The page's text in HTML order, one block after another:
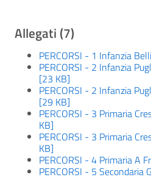
Allegati (7)
PERCORSI - 1 Infanzia
PERCORSI - 2 Infanzia
[23 KB]
PERCORSI - 2 Infanzia
[29 KB]
PERCORSI - 3 Primaria
KB]
PERCORSI - 3 Primaria
KB]
PERCORSI - 4 Primaria A
PERCORSI - 5 Secondaria